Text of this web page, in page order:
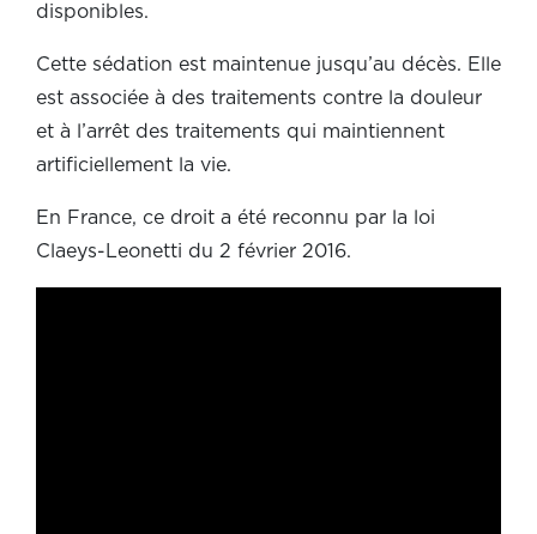
disponibles.
Cette sédation est maintenue jusqu’au décès. Elle
est associée à des traitements contre la douleur
et à l’arrêt des traitements qui maintiennent
artificiellement la vie.
En France, ce droit a été reconnu par la loi
Claeys-Leonetti du 2 février 2016.